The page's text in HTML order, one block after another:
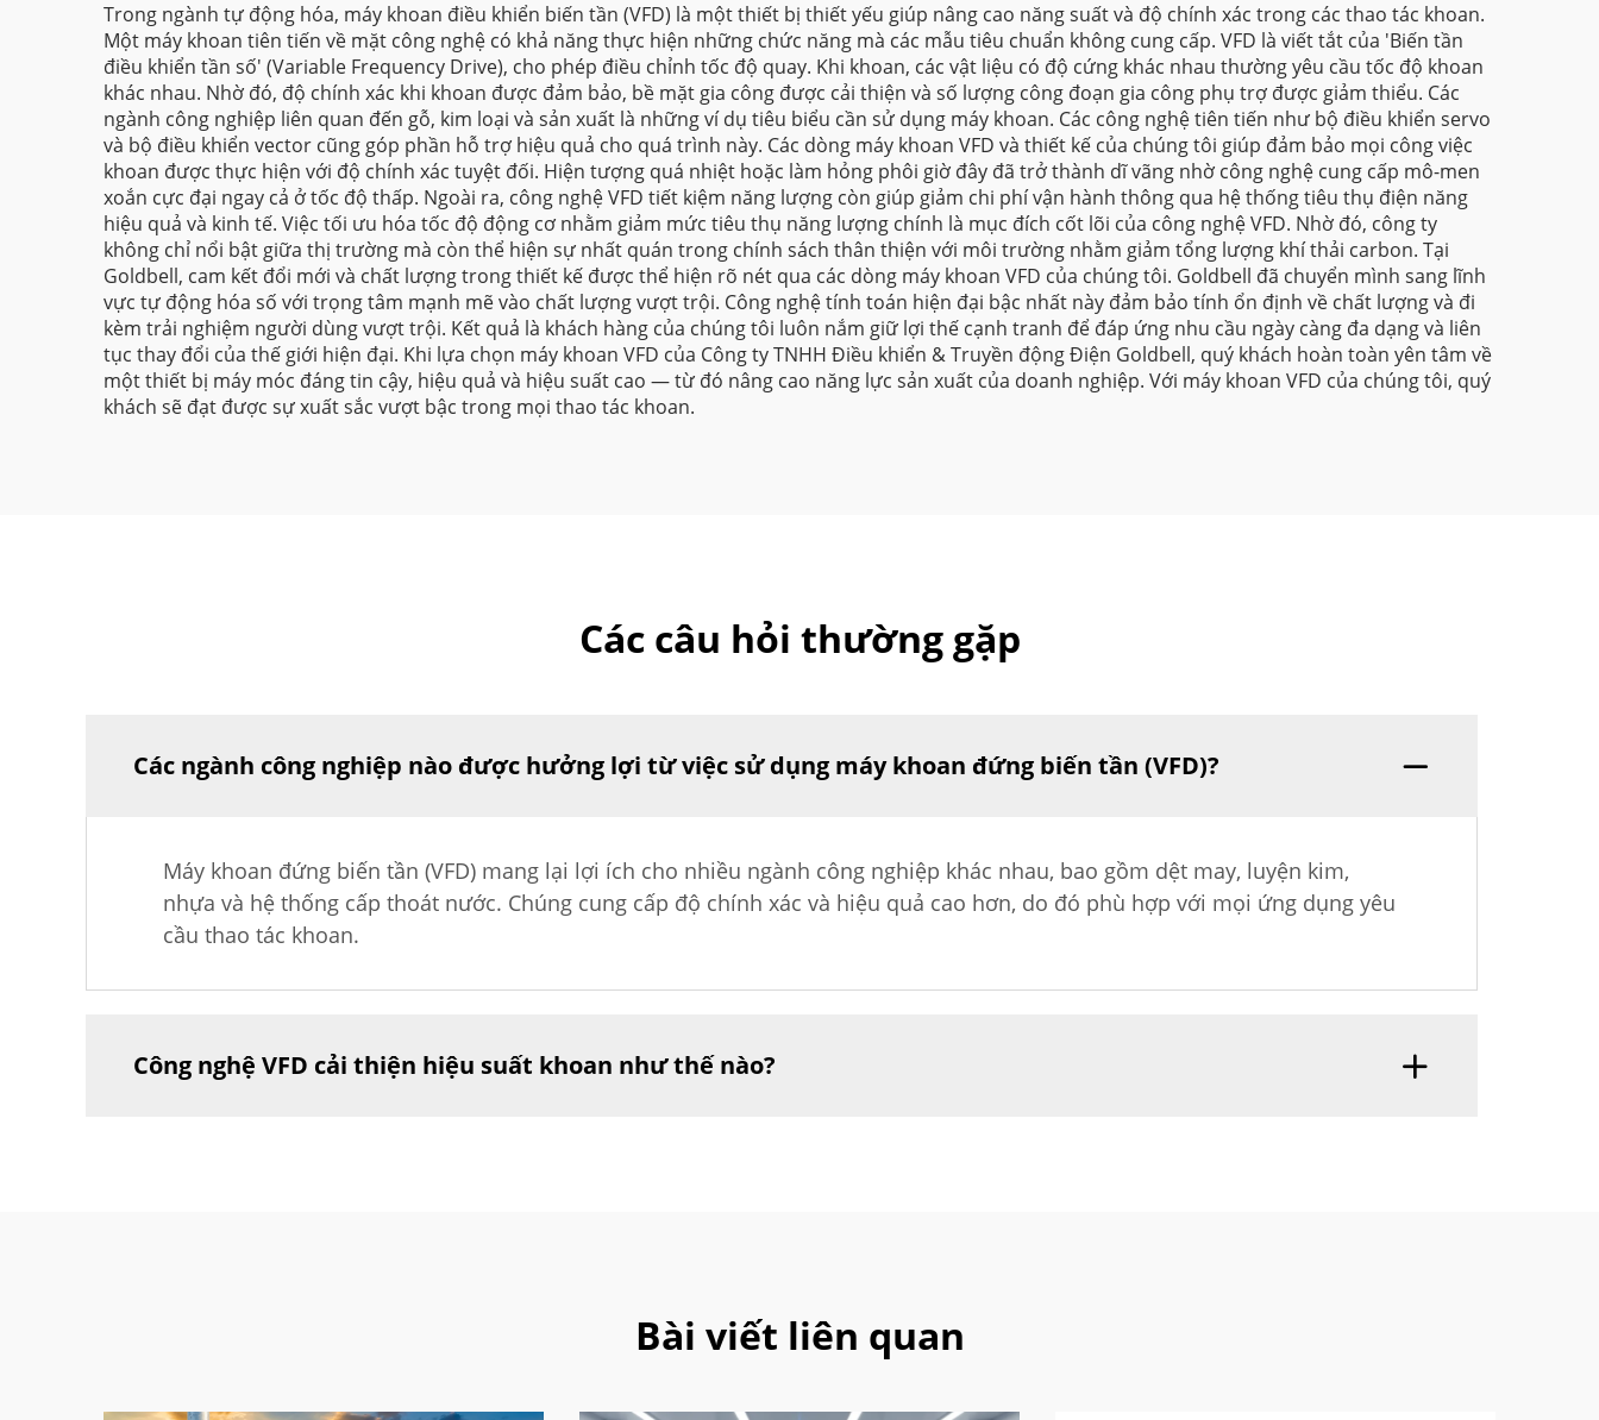
Trong ngành tự động hóa, máy khoan điều khiển biến tần (VFD) là một thiết bị thiết yếu giúp nâng cao năng suất và độ chính xác trong các thao tác khoan.
Một máy khoan tiên tiến về mặt công nghệ có khả năng thực hiện những chức năng mà các mẫu tiêu chuẩn không cung cấp. VFD là viết tắt của 'Biến tần
điều khiển tần số' (Variable Frequency Drive), cho phép điều chỉnh tốc độ quay. Khi khoan, các vật liệu có độ cứng khác nhau thường yêu cầu tốc độ khoan
khác nhau. Nhờ đó, độ chính xác khi khoan được đảm bảo, bề mặt gia công được cải thiện và số lượng công đoạn gia công phụ trợ được giảm thiểu. Các
ngành công nghiệp liên quan đến gỗ, kim loại và sản xuất là những ví dụ tiêu biểu cần sử dụng máy khoan. Các công nghệ tiên tiến như bộ điều khiển servo
và bộ điều khiển vector cũng góp phần hỗ trợ hiệu quả cho quá trình này. Các dòng máy khoan VFD và thiết kế của chúng tôi giúp đảm bảo mọi công việc
khoan được thực hiện với độ chính xác tuyệt đối. Hiện tượng quá nhiệt hoặc làm hỏng phôi giờ đây đã trở thành dĩ vãng nhờ công nghệ cung cấp mô-men
xoắn cực đại ngay cả ở tốc độ thấp. Ngoài ra, công nghệ VFD tiết kiệm năng lượng còn giúp giảm chi phí vận hành thông qua hệ thống tiêu thụ điện năng
hiệu quả và kinh tế. Việc tối ưu hóa tốc độ động cơ nhằm giảm mức tiêu thụ năng lượng chính là mục đích cốt lõi của công nghệ VFD. Nhờ đó, công ty
không chỉ nổi bật giữa thị trường mà còn thể hiện sự nhất quán trong chính sách thân thiện với môi trường nhằm giảm tổng lượng khí thải carbon. Tại
Goldbell, cam kết đổi mới và chất lượng trong thiết kế được thể hiện rõ nét qua các dòng máy khoan VFD của chúng tôi. Goldbell đã chuyển mình sang lĩnh
vực tự động hóa số với trọng tâm mạnh mẽ vào chất lượng vượt trội. Công nghệ tính toán hiện đại bậc nhất này đảm bảo tính ổn định về chất lượng và đi
kèm trải nghiệm người dùng vượt trội. Kết quả là khách hàng của chúng tôi luôn nắm giữ lợi thế cạnh tranh để đáp ứng nhu cầu ngày càng đa dạng và liên
tục thay đổi của thế giới hiện đại. Khi lựa chọn máy khoan VFD của Công ty TNHH Điều khiển & Truyền động Điện Goldbell, quý khách hoàn toàn yên tâm về
một thiết bị máy móc đáng tin cậy, hiệu quả và hiệu suất cao — từ đó nâng cao năng lực sản xuất của doanh nghiệp. Với máy khoan VFD của chúng tôi, quý
khách sẽ đạt được sự xuất sắc vượt bậc trong mọi thao tác khoan.
Các câu hỏi thường gặp
Các ngành công nghiệp nào được hưởng lợi từ việc sử dụng máy khoan đứng biến tần (VFD)?
Máy khoan đứng biến tần (VFD) mang lại lợi ích cho nhiều ngành công nghiệp khác nhau, bao gồm dệt may, luyện kim,
nhựa và hệ thống cấp thoát nước. Chúng cung cấp độ chính xác và hiệu quả cao hơn, do đó phù hợp với mọi ứng dụng yêu
cầu thao tác khoan.
Công nghệ VFD cải thiện hiệu suất khoan như thế nào?
Bài viết liên quan